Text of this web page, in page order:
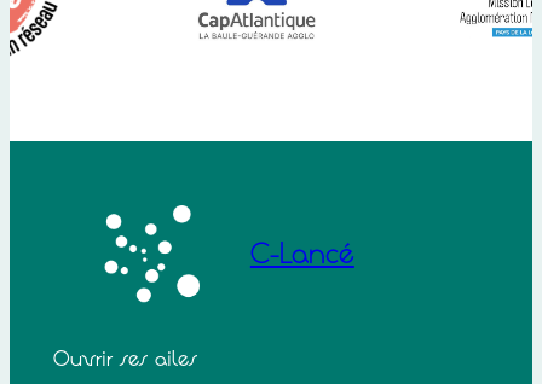
C-Lancé
Ouvrir ses ailes